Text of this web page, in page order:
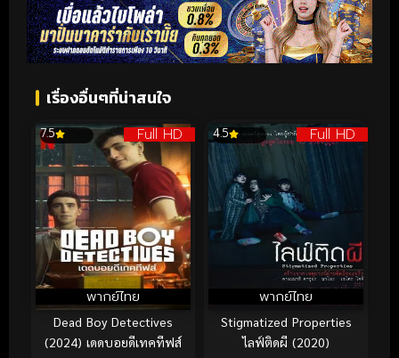
เรื่องอื่นๆที่น่าสนใจ
Full HD
พากย์ไทย
7.5
Dead Boy Detectives
(2024) เดดบอยดีเทคทีฟส์
Full HD
พากย์ไทย
4.5
Stigmatized Properties
ไลฟ์ติดผี (2020)